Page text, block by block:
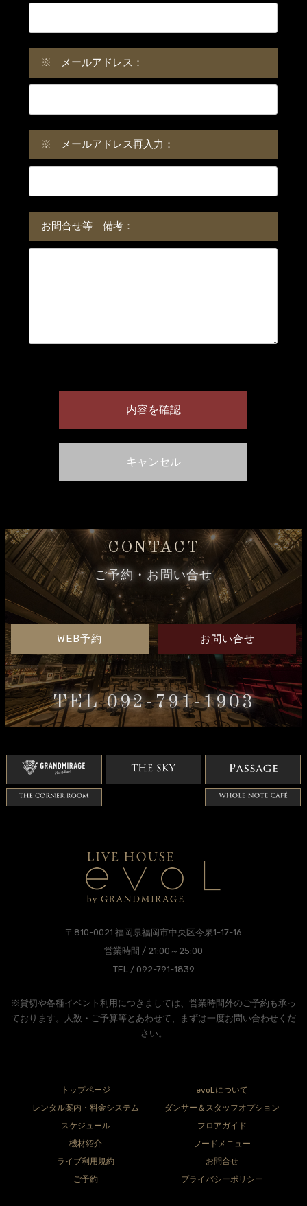
※ メールアドレス：
※ メールアドレス再入力：
お問合せ等 備考：
CONTACT
ご予約・お問い合せ
WEB予約 お問い合せ
TEL 092-791-1903
〒810-0021 福岡県福岡市中央区今泉1-17-16
営業時間 / 21:00～25:00
TEL / 092-791-1839
※貸切や各種イベント利用につきましては、営業時間外のご予約も承っ
ております。人数・ご予算等とあわせて、まずは一度お問い合わせくだ
さい。
トップページ
evoLについて
レンタル案内・料金システム
ダンサー＆スタッフオプション
スケジュール
フロアガイド
機材紹介
フードメニュー
ライブ利用規約
お問合せ
ご予約
プライバシーポリシー